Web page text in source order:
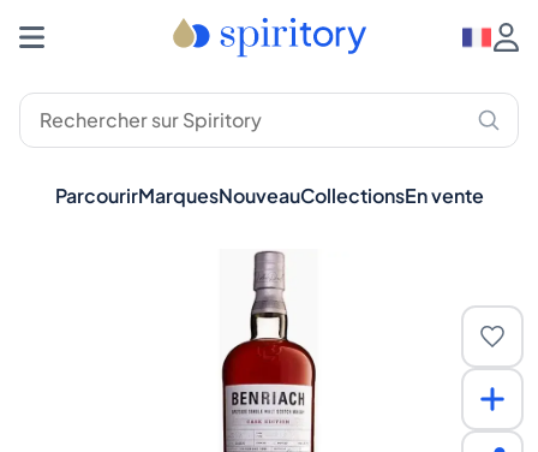
ParcourirMarquesNouveauCollectionsEn vente